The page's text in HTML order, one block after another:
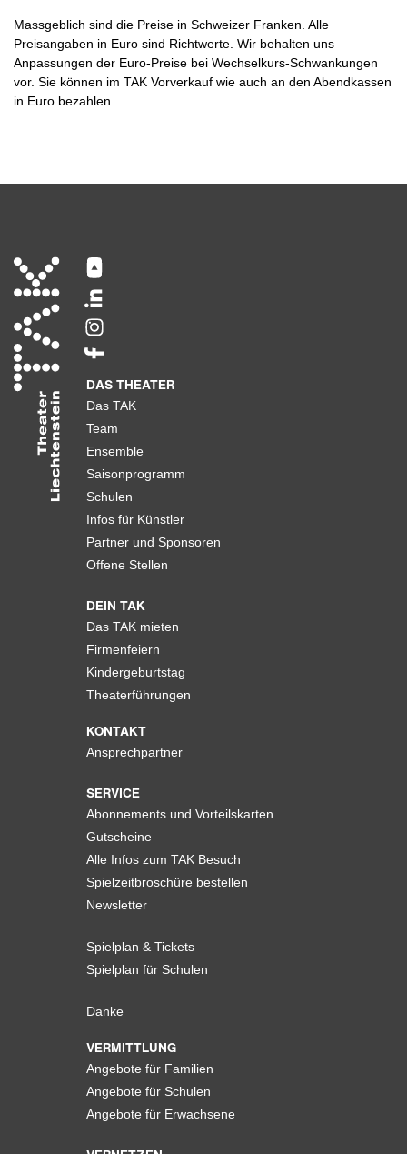
Massgeblich sind die Preise in Schweizer Franken. Alle
Preisangaben in Euro sind Richtwerte. Wir behalten uns
Anpassungen der Euro-Preise bei Wechselkurs-Schwankungen
vor. Sie können im TAK Vorverkauf wie auch an den Abendkassen
in Euro bezahlen.
DAS THEATER
Das TAK
Team
Ensemble
Saisonprogramm
Schulen
Infos für Künstler
Partner und Sponsoren
Offene Stellen
DEIN TAK
Das TAK mieten
Firmenfeiern
Kindergeburtstag
Theaterführungen
KONTAKT
Ansprechpartner
SERVICE
Abonnements und Vorteilskarten
Gutscheine
Alle Infos zum TAK Besuch
Spielzeitbroschüre bestellen
Newsletter
Spielplan & Tickets
Spielplan für Schulen
Danke
VERMITTLUNG
Angebote für Familien
Angebote für Schulen
Angebote für Erwachsene